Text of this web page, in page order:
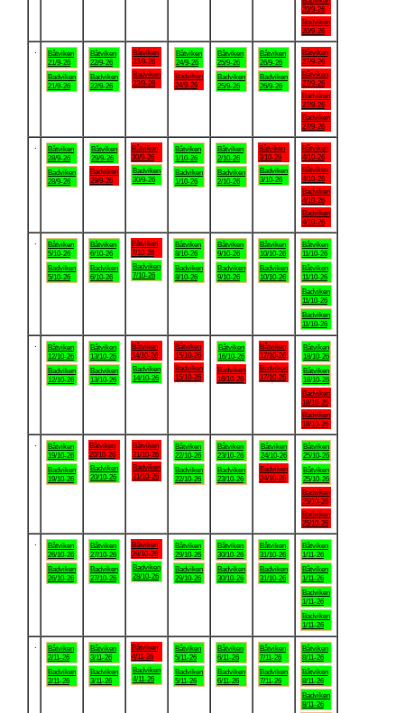
20/9-26
Badviken
20/9-26
Båtviken
21/9-26
Badviken
21/9-26
Båtviken
22/9-26
Badviken
22/9-26
Båtviken
23/9-26
Badviken
23/9-26
Båtviken
24/9-26
Badviken
24/9-26
Båtviken
25/9-26
Badviken
25/9-26
Båtviken
26/9-26
Badviken
26/9-26
Båtviken
27/9-26
Båtviken
27/9-26
Badviken
27/9-26
Badviken
27/9-26
Båtviken
28/9-26
Badviken
28/9-26
Båtviken
29/9-26
Badviken
29/9-26
Båtviken
30/9-26
Badviken
30/9-26
Båtviken
1/10-26
Badviken
1/10-26
Båtviken
2/10-26
Badviken
2/10-26
Båtviken
3/10-26
Badviken
3/10-26
Båtviken
4/10-26
Båtviken
4/10-26
Badviken
4/10-26
Badviken
4/10-26
Båtviken
5/10-26
Badviken
5/10-26
Båtviken
6/10-26
Badviken
6/10-26
Båtviken
7/10-26
Badviken
7/10-26
Båtviken
8/10-26
Badviken
8/10-26
Båtviken
9/10-26
Badviken
9/10-26
Båtviken
10/10-26
Badviken
10/10-26
Båtviken
11/10-26
Båtviken
11/10-26
Badviken
11/10-26
Badviken
11/10-26
Båtviken
12/10-26
Badviken
12/10-26
Båtviken
13/10-26
Badviken
13/10-26
Båtviken
14/10-26
Badviken
14/10-26
Båtviken
15/10-26
Badviken
15/10-26
Båtviken
16/10-26
Badviken
16/10-26
Båtviken
17/10-26
Badviken
17/10-26
Båtviken
18/10-26
Båtviken
18/10-26
Badviken
18/10-26
Badviken
18/10-26
Båtviken
19/10-26
Badviken
19/10-26
Båtviken
20/10-26
Badviken
20/10-26
Båtviken
21/10-26
Badviken
21/10-26
Båtviken
22/10-26
Badviken
22/10-26
Båtviken
23/10-26
Badviken
23/10-26
Båtviken
24/10-26
Badviken
24/10-26
Båtviken
25/10-26
Båtviken
25/10-26
Badviken
25/10-26
Badviken
25/10-26
Båtviken
26/10-26
Badviken
26/10-26
Båtviken
27/10-26
Badviken
27/10-26
Båtviken
28/10-26
Badviken
28/10-26
Båtviken
29/10-26
Badviken
29/10-26
Båtviken
30/10-26
Badviken
30/10-26
Båtviken
31/10-26
Badviken
31/10-26
Båtviken
1/11-26
Båtviken
1/11-26
Badviken
1/11-26
Badviken
1/11-26
Båtviken
2/11-26
Badviken
2/11-26
Båtviken
3/11-26
Badviken
3/11-26
Båtviken
4/11-26
Badviken
4/11-26
Båtviken
5/11-26
Badviken
5/11-26
Båtviken
6/11-26
Badviken
6/11-26
Båtviken
7/11-26
Badviken
7/11-26
Båtviken
8/11-26
Båtviken
8/11-26
Badviken
8/11-26